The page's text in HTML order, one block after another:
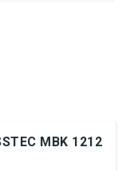
MBK 1212